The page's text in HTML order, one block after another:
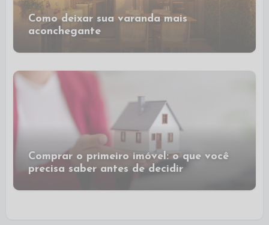
Como deixar sua varanda mais
aconchegante
Comprar o primeiro imóvel: o que você
precisa saber antes de decidir